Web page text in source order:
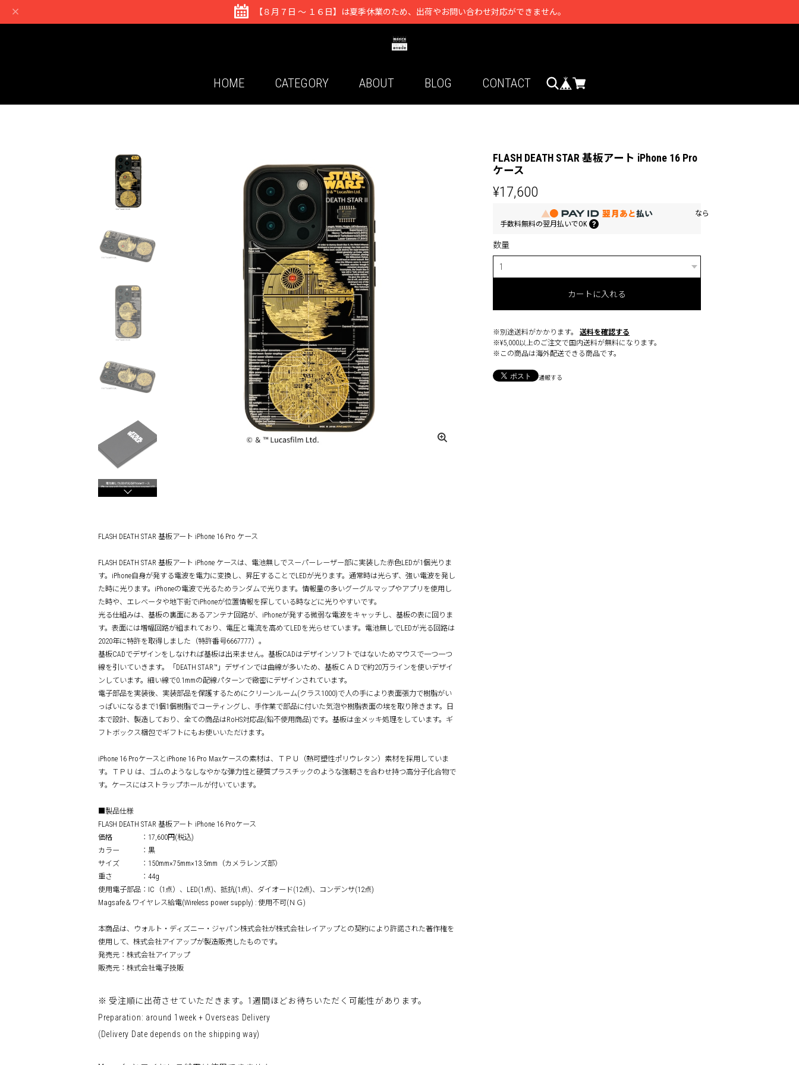
【８月７日 ～ １６日】は夏季休業のため、出荷やお問い合わせ対応ができません。
HOME CATEGORY ABOUT BLOG CONTACT
FLASH DEATH STAR 基板アート iPhone 16 Pro
ケース
¥17,600
なら
手数料無料の翌月払いでOK
数量
カートに入れる
※別途送料がかかります。
送料を確認する
※¥5,000以上のご注文で国内送料が無料になります。
※この商品は海外配送できる商品です。
通報する
FLASH DEATH STAR 基板アート iPhone 16 Pro ケース
FLASH DEATH STAR 基板アート iPhone ケースは、電池無しでスーパーレーザー部に実装した赤色LEDが1個光りま
す。iPhone自身が発する電波を電力に変換し、昇圧することでLEDが光ります。通常時は光らず、強い電波を発し
た時に光ります。iPhoneの電波で光るためランダムで光ります。情報量の多いグーグルマップやアプリを使用し
た時や、エレベータや地下街でiPhoneが位置情報を探している時などに光りやすいです。
光る仕組みは、基板の裏面にあるアンテナ回路が、iPhoneが発する微弱な電波をキャッチし、基板の表に回りま
す。表面には増幅回路が組まれており、電圧と電流を高めてLEDを光らせています。電池無しでLEDが光る回路は
2020年に特許を取得しました（特許番号6667777）。
基板CADでデザインをしなければ基板は出来ません。基板CADはデザインソフトではないためマウスで一つ一つ
線を引いていきます。「DEATH STAR™」デザインでは曲線が多いため、基板ＣＡＤで約20万ラインを使いデザイ
ンしています。細い線で0.1mmの配線パターンで緻密にデザインされています。
電子部品を実装後、実装部品を保護するためにクリーンルーム(クラス1000)で人の手により表面張力で樹脂がい
っぱいになるまで1個1個樹脂でコーティングし、手作業で部品に付いた気泡や樹脂表面の埃を取り除きます。日
本で設計、製造しており、全ての商品はRoHS対応品(鉛不使用商品)です。基板は金メッキ処理をしています。ギ
フトボックス梱包でギフトにもお使いいただけます。
iPhone 16 ProケースとiPhone 16 Pro Maxケースの素材は、ＴＰＵ（熱可塑性ポリウレタン）素材を採用していま
す。ＴＰＵ は、ゴムのようなしなやかな弾力性と硬質プラスチックのような強靭さを合わせ持つ高分子化合物で
す。ケースにはストラップホールが付いています。
■製品仕様
FLASH DEATH STAR 基板アート iPhone 16 Proケース
価格 ：17,600円(税込)
カラー ：黒
サイズ ：150mm×75mm×13.5mm（カメラレンズ部）
重さ ：44g
使用電子部品：IC（1点）、LED(1点)、抵抗(1点)、ダイオード(12点)、コンデンサ(12点)
Magsafe＆ワイヤレス給電(Wireless power supply) : 使用不可(ＮＧ)
本商品は、ウォルト・ディズニー・ジャパン株式会社が株式会社レイアップとの契約により許諾された著作権を
使用して、株式会社アイアップが製造販売したものです。
発売元：株式会社アイアップ
販売元：株式会社電子技販
※ 受注順に出荷させていただきます。1週間ほどお待ちいただく可能性があります。
Preparation: around 1week + Overseas Delivery
(Delivery Date depends on the shipping way)